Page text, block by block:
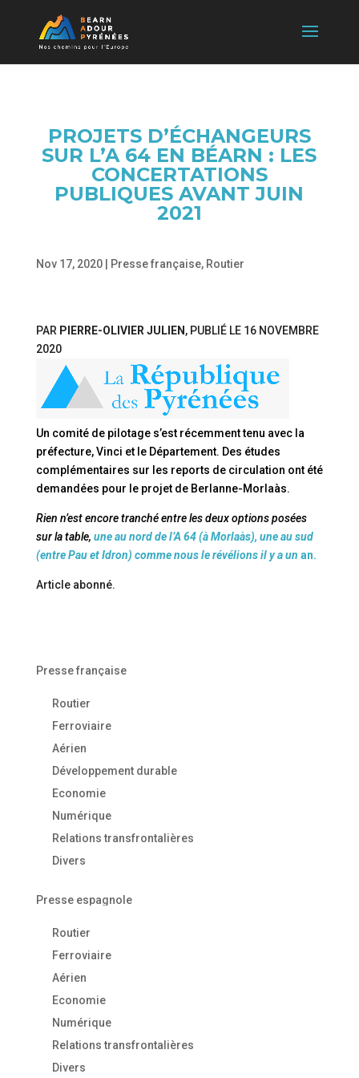
PROJETS D’ÉCHANGEURS
SUR L’A 64 EN BÉARN : LES
CONCERTATIONS
PUBLIQUES AVANT JUIN
2021
Nov 17, 2020| Presse française, Routier
PAR PIERRE-OLIVIER JULIEN , PUBLIÉ LE 16 NOVEMBRE
2020
Un comité de pilotage s’est récemment tenu avec la
préfecture, Vinci et le Département. Des études
complémentaires sur les reports de circulation ont été
demandées pour le projet de Berlanne-Morlaàs.
Rien n’est encore tranché entre les deux options posées
sur la table, une au nord de l’A 64 (à Morlaàs), une au sud
(entre Pau et Idron) comme nous le révélions il y a un an.
Article abonné.
Presse française
Routier
Ferroviaire
Aérien
Développement durable
Economie
Numérique
Relations transfrontalières
Divers
Presse espagnole
Routier
Ferroviaire
Aérien
Economie
Numérique
Relations transfrontalières
Divers